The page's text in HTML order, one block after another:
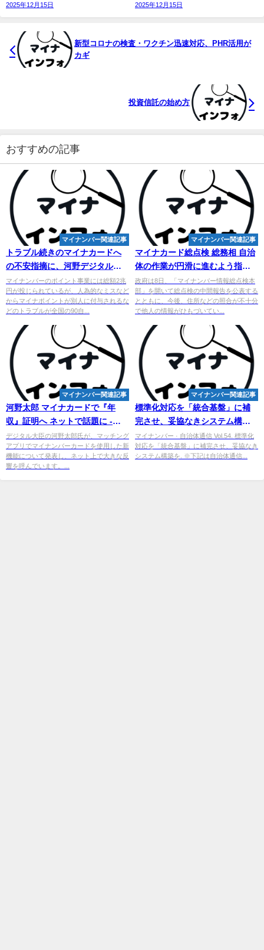
2025年12月15日 2025年12月15日
新型コロナの検査・ワクチン迅速対応、PHR活用が
カギ
投資信託の始め方
おすすめの記事
マイナンバー関連記事
トラブル続きのマイナカードへ
の不安指摘に、河野デジタル相
は構造的欠陥を否定 - 日刊スポー
ツ
マイナンバーのポイント事業には総額2兆
円が投じられているが、人為的なミスなど
からマイナポイントが別人に付与されるな
どのトラブルが全国の90自...
マイナンバー関連記事
マイナカード総点検 総務相 自治
体の作業が円滑に進むよう指示 -
NHKニュース
政府は8日、「マイナンバー情報総点検本
部」を開いて総点検の中間報告を公表する
とともに、今後、住所などの照合が不十分
で他人の情報がひもづいてい...
マイナンバー関連記事
河野太郎 マイナカードで『年
収』証明へ ネットで話題に -
MSN
デジタル大臣の河野太郎氏が、マッチング
アプリでマイナンバーカードを使用した新
機能について発表し、ネット上で大きな反
響を呼んでいます。...
マイナンバー関連記事
標準化対応を「統合基盤」に補
完させ、妥協なきシステム構築
を目指せ | 自治体通信Online
マイナンバー · 自治体通信 Vol.54. 標準化
対応を「統合基盤」に補完させ、妥協なき
システム構築を. ※下記は自治体通信...